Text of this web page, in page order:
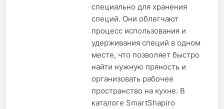
специально для хранения
специй. Они облегчают
процесс использования и
удерживания специй в одном
месте, что позволяет быстро
найти нужную пряность и
организовать рабочее
пространство на кухне. В
каталоге SmartShapiro